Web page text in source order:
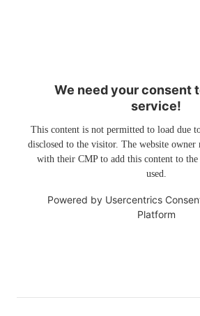
We need your consent
service!
This content is not permitted to load due
disclosed to the visitor. The website owner
with their CMP to add this content to
used.
Powered by Usercentrics
Platform